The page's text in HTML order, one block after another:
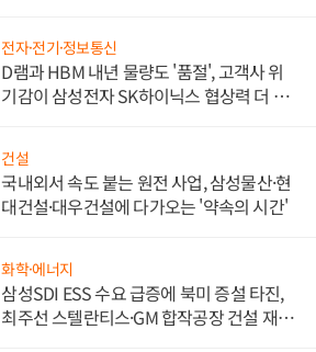
전자·전기·정보통신
D램과 HBM 내년 물량도 '품절', 고객사 위
기감이 삼성전자 SK하이닉스 협상력 더 키
건설
국내외서 속도 붙는 원전 사업, 삼성물산·현
대건설·대우건설에 다가오는 '약속의 시간'
화학·에너지
삼성SDI ESS 수요 급증에 북미 증설 타진,
최주선 스텔란티스·GM 합작공장 건설 재추